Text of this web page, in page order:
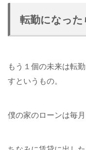
転勤になった
もう１個の未来は転
すというもの。
僕の家のローンは毎月